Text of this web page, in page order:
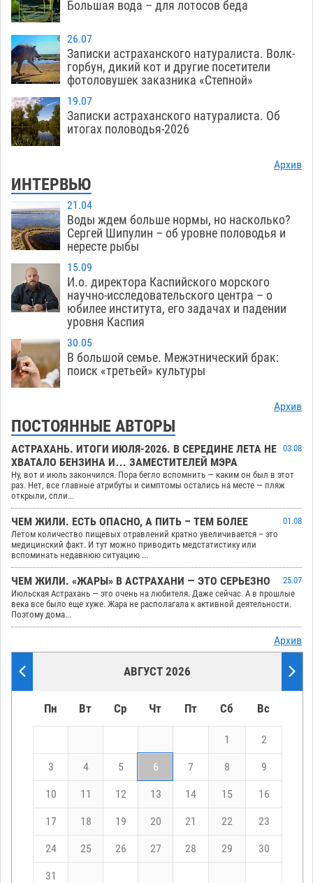
Большая вода – для лотосов беда
26.07
Записки астраханского натуралиста. Волк-
горбун, дикий кот и другие посетители
фотоловушек заказника «Степной»
19.07
Записки астраханского натуралиста. Об
итогах половодья-2026
Архив
ИНТЕРВЬЮ
21.04
Воды ждем больше нормы, но насколько?
Сергей Шипулин – об уровне половодья и
нересте рыбы
15.09
И.о. директора Каспийского морского
научно-исследовательского центра – о
юбилее института, его задачах и падении
уровня Каспия
30.05
В большой семье. Межэтнический брак:
поиск «третьей» культуры
Архив
ПОСТОЯННЫЕ АВТОРЫ
АСТРАХАНЬ. ИТОГИ ИЮЛЯ-2026. В СЕРЕДИНЕ ЛЕТА НЕ
ХВАТАЛО БЕНЗИНА И… ЗАМЕСТИТЕЛЕЙ МЭРА
03.08
Ну, вот и июль закончился. Пора бегло вспомнить — каким он был в этот
раз. Нет, все главные атрибуты и симптомы остались на месте — пляж
открыли, спли...
ЧЕМ ЖИЛИ. ЕСТЬ ОПАСНО, А ПИТЬ – ТЕМ БОЛЕЕ
01.08
Летом количество пищевых отравлений кратно увеличивается – это
медицинский факт. И тут можно приводить медстатистику или
вспоминать недавнюю ситуацию ...
ЧЕМ ЖИЛИ. «ЖАРЫ» В АСТРАХАНИ — ЭТО СЕРЬЕЗНО
25.07
Июльская Астрахань — это очень на любителя. Даже сейчас. А в прошлые
века все было еще хуже. Жара не располагала к активной деятельности.
Поэтому дома...
Архив
АВГУСТ 2026
Пн Вт Ср Чт Пт Сб Вс
1 2
3 4 5 6 7 8 9
10 11 12 13 14 15 16
17 18 19 20 21 22 23
24 25 26 27 28 29 30
31